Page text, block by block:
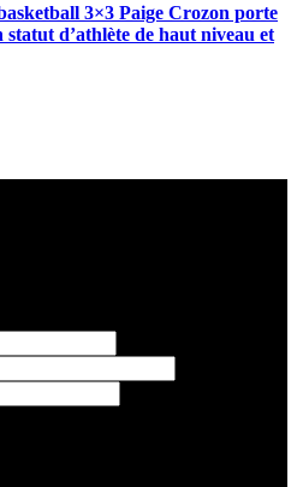
3×3 Paige Crozon porte
d’athlète de haut niveau et